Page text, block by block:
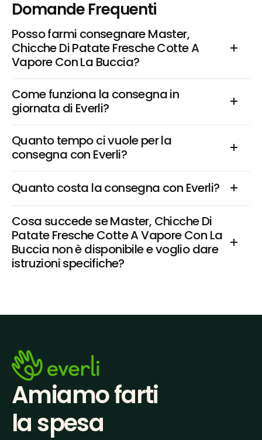
Domande Frequenti
Posso farmi consegnare Master,
Chicche Di Patate Fresche Cotte A
Vapore Con La Buccia?
Come funziona la consegna in
giornata di Everli?
Quanto tempo ci vuole per la
consegna con Everli?
Quanto costa la consegna con Everli?
Cosa succede se Master, Chicche Di
Patate Fresche Cotte A Vapore Con La
Buccia non è disponibile e voglio dare
istruzioni specifiche?
Amiamo farti
la spesa